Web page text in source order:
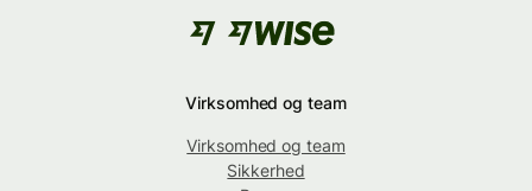
Virksomhed og team
Virksomhed og team
Sikkerhed